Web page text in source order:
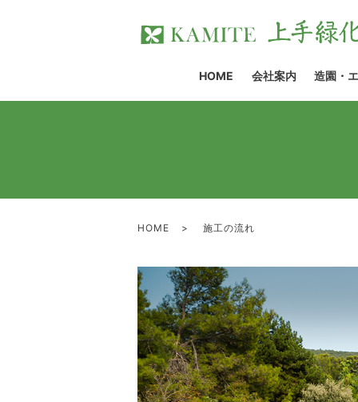
HOME 会社案内 造園・
HOME 施工の流れ